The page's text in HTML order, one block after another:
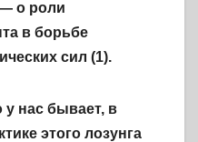
— о роли
в борьбе
сил (1).
у нас бывает, в
этого лозунга